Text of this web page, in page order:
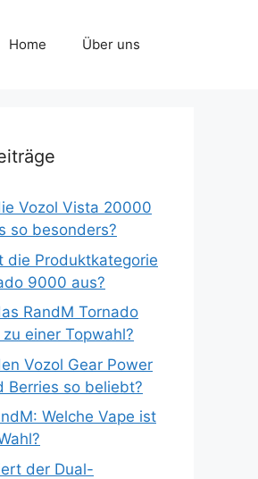
Home Über uns
Vozol Vista 20000
so besonders?
die Produktkategorie
9000 aus?
RandM Tornado
einer Topwahl?
Vozol Gear Power
Berries so beliebt?
Welche Vape ist
der Dual-